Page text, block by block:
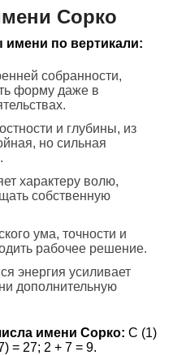
Сорко
имени по вертикали:
собранности,
форму даже в
и глубины, из
но сильная
характеру волю,
собственную
ума, точности и
рабочее решение.
энергия усиливает
дополнительную
имени Сорко: С (1)
= 27; 2 + 7 = 9.